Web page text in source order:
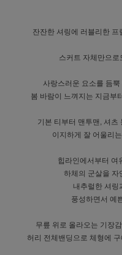
잔잔한 셔링에 러블리한
스커트 자체만으
사랑스러운 요소를 듬
봄 바람이 느껴지는 지금부
기본 티부터 맨투맨, 셔츠
이지하게 잘 어울리
힙라인에서부터 여
하체의 군살을 자
내추럴한 셔링
풍성하면서 예
무릎 위로 올라오는 기장
허리 전체밴딩으로 체형에